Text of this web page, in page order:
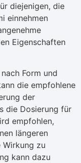
diejenigen, die
einnehmen
Eigenschaften
Form und
die empfohlene
der
die Dosierung für
empfohlen,
längeren
Wirkung zu
kann dazu